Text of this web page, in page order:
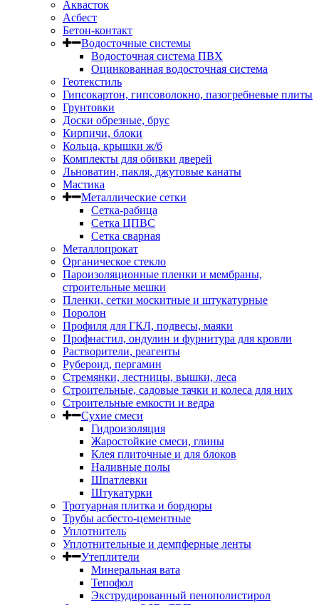
Аквасток
Асбест
Бетон-контакт
Водосточные системы
Водосточная система ПВХ
Оцинкованная водосточная система
Геотекстиль
Гипсокартон, гипсоволокно, пазогребневые плиты
Грунтовки
Доски обрезные, брус
Кирпичи, блоки
Кольца, крышки ж/б
Комплекты для обивки дверей
Льноватин, пакля, джутовые канаты
Мастика
Металлические сетки
Сетка-рабица
Сетка ЦПВС
Сетка сварная
Металлопрокат
Органическое стекло
Пароизоляционные пленки и мембраны,
строительные мешки
Пленки, сетки москитные и штукатурные
Поролон
Профиля для ГКЛ, подвесы, маяки
Профнастил, ондулин и фурнитура для кровли
Растворители, реагенты
Рубероид, пергамин
Стремянки, лестницы, вышки, леса
Строительные, садовые тачки и колеса для них
Строительные емкости и ведра
Сухие смеси
Гидроизоляция
Жаростойкие смеси, глины
Клея плиточные и для блоков
Наливные полы
Шпатлевки
Штукатурки
Тротуарная плитка и бордюры
Трубы асбесто-цементные
Уплотнитель
Уплотнительные и демпферные ленты
Утеплители
Минеральная вата
Тепофол
Экструдированный пенополистирол